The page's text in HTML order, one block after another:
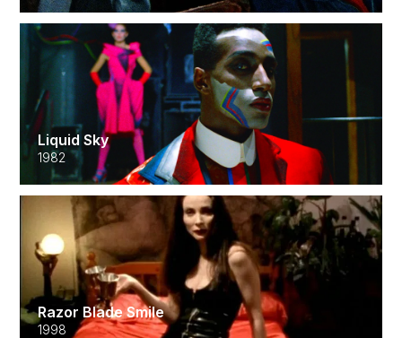
Liquid Sky
1982
Razor Blade Smile
1998